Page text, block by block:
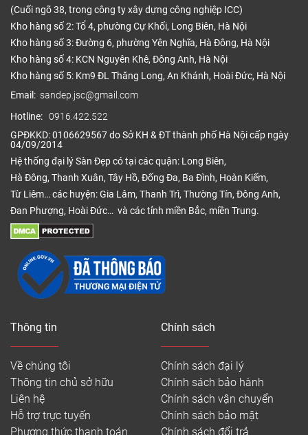
(Cuối ngõ 38, trong công ty xây dựng công nghiệp ICC)
Kho hàng số 2: Tổ 4, phường Cự Khối, Long Biên, Hà Nội
Kho hàng số 3: Đường 6, phường Yên Nghĩa, Hà Đông, Hà Nội
Kho hàng số 4: KCN Nguyên Khê, Đông Anh, Hà Nội
Kho hàng số 5: Km9 ĐL Thăng Long, An Khánh, Hoài Đức, Hà Nội
Email: sandep.jsc@gmail.com
Hotline: 0916.422.522
GPĐKKD: 0106629567 do Sở KH & ĐT thành phố Hà Nội cấp ngày
04/09/2014
Hệ thống đại lý Sàn Đẹp có tại các quận: Long Biên,
Hà Đông, Thanh Xuân, Tây Hồ, Đống Đa, Ba Đình, Hoàn Kiếm,
Từ Liêm… các huyện: Gia Lâm, Thanh Trì, Thường Tín, Đông Anh,
Đan Phượng, Hoài Đức… và các tỉnh miền Bắc, miền Trung.
Thông tin
Về chúng tôi
Thông tin chủ sở hữu
Liên hệ
Hỗ trợ trực tuyến
Phương thức thanh toán
Chính sách
Chính sách đại lý
Chính sách bảo hành
Chính sách vận chuyển
Chính sách bảo mật
Chính sách đổi trả